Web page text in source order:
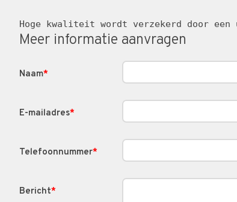
Hoge kwaliteit wordt verzekerd door een
Meer informatie aanvragen
Naam*
E-mailadres*
Telefoonnummer*
Bericht*